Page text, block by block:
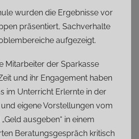
wurden die Ergebnisse vor
präsentiert, Sachverhalte
aufgezeigt.
Mitarbeiter der Sparkasse
und ihr Engagement haben
im Unterricht Erlernte in der
und eigene Vorstellungen vom
ausgeben“ in einem
Beratungsgespräch kritisch